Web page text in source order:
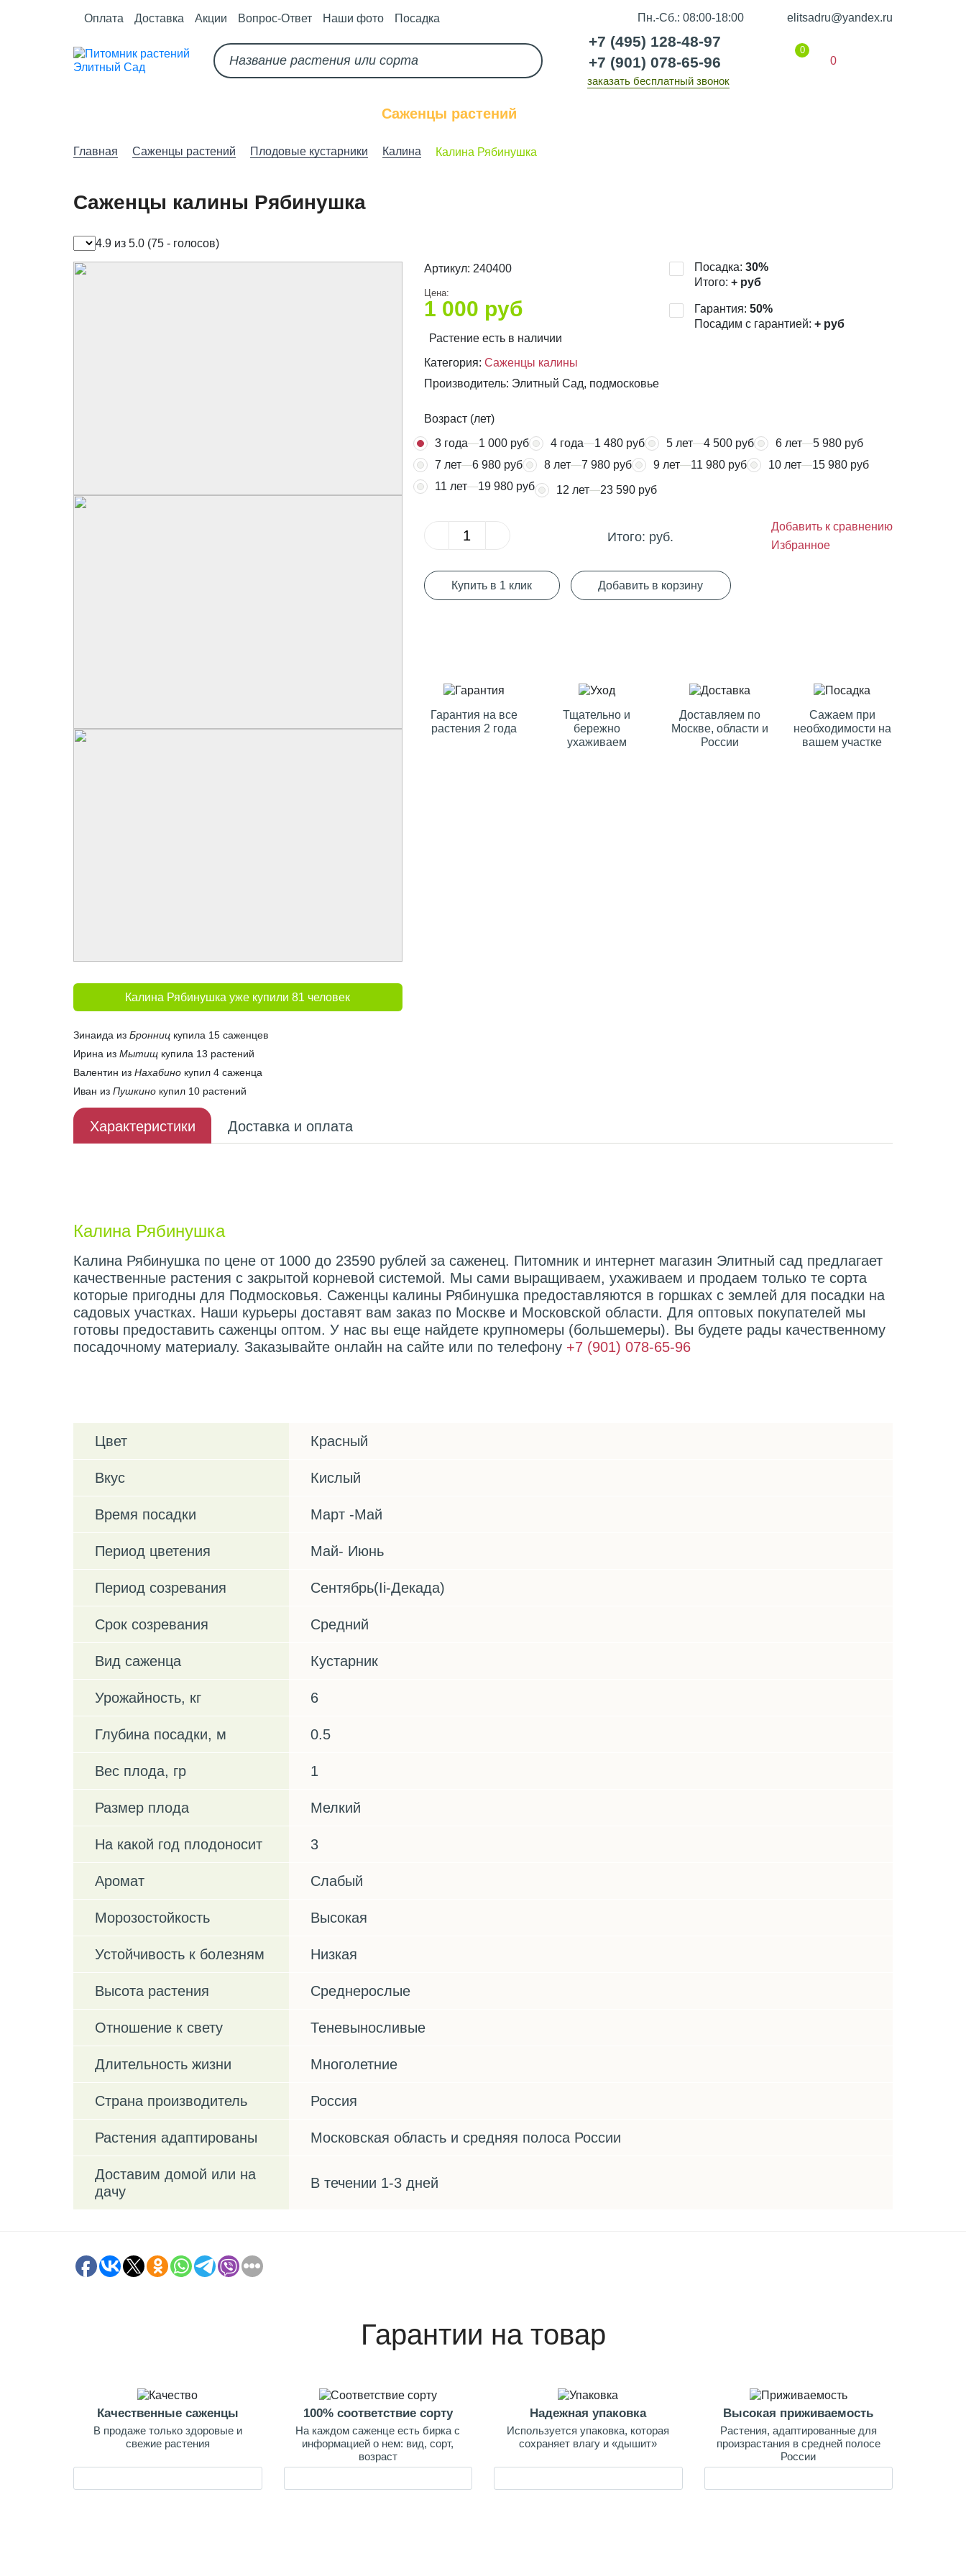
Оплата Доставка Акции Вопрос-Ответ Наши фото Посадка Пн.-Сб.: 08:00-18:00 elitsadru@yandex.ru
+7 (495) 128-48-97
+7 (901) 078-65-96
заказать бесплатный звонок
0
0
Саженцы растений
Главная Саженцы растений Плодовые кустарники Калина Калина Рябинушка
Саженцы калины Рябинушка
4.9 из 5.0 (75 - голосов)
Калина Рябинушка уже купили 81 человек
Зинаида из Бронниц купила 15 саженцев
Ирина из Мытищ купила 13 растений
Валентин из Нахабино купил 4 саженца
Иван из Пушкино купил 10 растений
Артикул: 240400
Цена:
1 000 руб
Растение есть в наличии
Категория: Саженцы калины
Посадка: 30%
Итого: +руб
Гарантия: 50%
Посадим с гарантией: +руб
Производитель: Элитный Сад, подмосковье
Возраст (лет)
3 года
1 000 руб 4 года 1 480 руб 5 лет 4 500 руб 6 лет
5 980 руб
7 лет
6 980 руб 8 лет 7 980 руб 9 лет 11 980 руб 10 лет
15 980 руб
11 лет
19 980 руб 12 лет 23 590 руб
Итого: руб.
Добавить к сравнению
Избранное
Купить в 1 клик Добавить в корзину
Гарантия на все
растения 2 года
Тщательно и
бережно
ухаживаем
Доставляем по
Москве, области и
России
Сажаем при
необходимости на
вашем участке
Характеристики Доставка и оплата
Калина Рябинушка
Калина Рябинушка по цене от 1000 до 23590 рублей за саженец. Питомник и интернет магазин Элитный сад предлагает
качественные растения с закрытой корневой системой. Мы сами выращиваем, ухаживаем и продаем только те сорта
которые пригодны для Подмосковья. Саженцы калины Рябинушка предоставляются в горшках с землей для посадки на
садовых участках. Наши курьеры доставят вам заказ по Москве и Московской области. Для оптовых покупателей мы
готовы предоставить саженцы оптом. У нас вы еще найдете крупномеры (большемеры). Вы будете рады качественному
посадочному материалу. Заказывайте онлайн на сайте или по телефону +7 (901) 078-65-96
Цвет Красный
Вкус Кислый
Время посадки Март -Май
Период цветения Май- Июнь
Период созревания Сентябрь(Ii-Декада)
Срок созревания Средний
Вид саженца Кустарник
Урожайность, кг 6
Глубина посадки, м 0.5
Вес плода, гр 1
Размер плода Мелкий
На какой год плодоносит 3
Аромат Слабый
Морозостойкость Высокая
Устойчивость к болезням Низкая
Высота растения Среднерослые
Отношение к свету Теневыносливые
Длительность жизни Многолетние
Страна производитель Россия
Растения адаптированы Московская область и средняя полоса России
Доставим домой или на
дачу
В течении 1-3 дней
Гарантии на товар
Качественные саженцы
В продаже только здоровые и
свежие растения
100% соответствие сорту
На каждом саженце есть бирка с
информацией о нем: вид, сорт,
возраст
Надежная упаковка
Используется упаковка, которая
сохраняет влагу и «дышит»
Высокая приживаемость
Растения, адаптированные для
произрастания в средней полосе
России